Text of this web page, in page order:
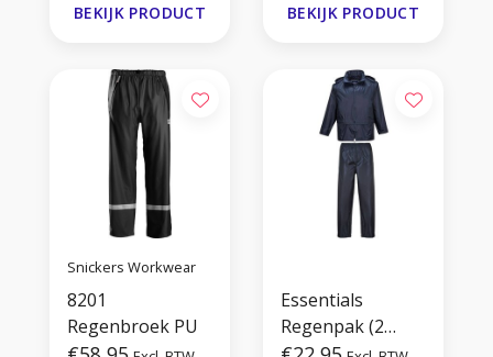
BEKIJK PRODUCT BEKIJK PRODUCT
Snickers Workwear
8201
Regenbroek PU
Essentials
Regenpak (2